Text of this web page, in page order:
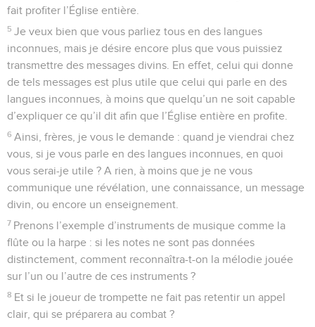
fait profiter l’Église entière.
5 Je veux bien que vous parliez tous en des langues
inconnues, mais je désire encore plus que vous puissiez
transmettre des messages divins. En effet, celui qui donne
de tels messages est plus utile que celui qui parle en des
langues inconnues, à moins que quelqu’un ne soit capable
d’expliquer ce qu’il dit afin que l’Église entière en profite.
6 Ainsi, frères, je vous le demande : quand je viendrai chez
vous, si je vous parle en des langues inconnues, en quoi
vous serai-je utile ? A rien, à moins que je ne vous
communique une révélation, une connaissance, un message
divin, ou encore un enseignement.
7 Prenons l’exemple d’instruments de musique comme la
flûte ou la harpe : si les notes ne sont pas données
distinctement, comment reconnaîtra-t-on la mélodie jouée
sur l’un ou l’autre de ces instruments ?
8 Et si le joueur de trompette ne fait pas retentir un appel
clair, qui se préparera au combat ?